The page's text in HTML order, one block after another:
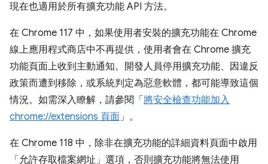
現在也適用於所有擴充功能 API 方法。
在 Chrome 117 中，如果使用者安裝的擴充功能在 Chrome
線上應用程式商店中不再提供，使用者會在 Chrome 擴充
功能頁面上收到主動通知。開發人員停用擴充功能、因違反
政策而遭到移除，或系統判定為惡意軟體，都可能導致這個
情況。如需深入瞭解，請參閱「 將安全檢查功能加入
chrome://extensions 頁面」。
在 Chrome 118 中，除非在擴充功能的詳細資料頁面中啟用
「允許存取檔案網址」選項，否則擴充功能將無法使用